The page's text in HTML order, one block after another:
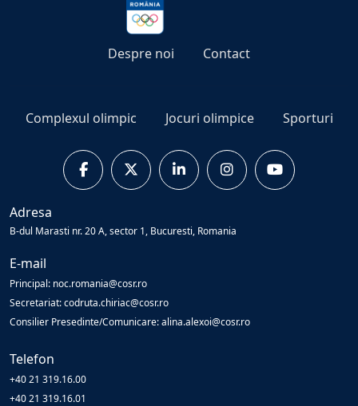
Despre noi Contact
Complexul olimpic Jocuri olimpice Sporturi
Adresa
B-dul Marasti nr. 20 A, sector 1, Bucuresti, Romania
E-mail
Principal: noc.romania@cosr.ro
Secretariat: codruta.chiriac@cosr.ro
Consilier Presedinte/Comunicare: alina.alexoi@cosr.ro
Telefon
+40 21 319.16.00
+40 21 319.16.01